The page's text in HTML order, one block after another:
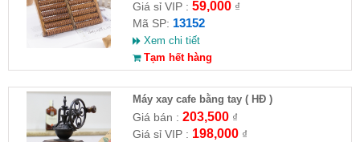
Giá sỉ VIP : 59,000₫
Mã SP: 13152
Xem chi tiết
Tạm hết hàng
Máy xay cafe bằng tay ( HĐ )
Giá bán : 203,500₫
Giá sỉ VIP : 198,000₫